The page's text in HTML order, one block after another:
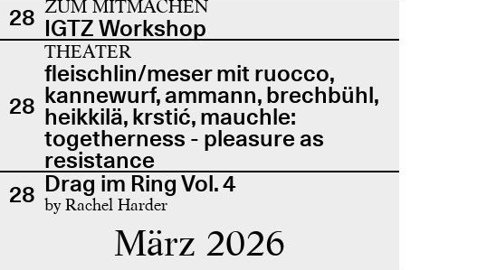
28 ZUM MITMACHEN
IGTZ Workshop
28
THEATER
fleischlin/meser mit ruocco,
kannewurf, ammann, brechbühl,
heikkilä, krstić, mauchle:
togetherness - pleasure as
resistance
28 Drag im Ring Vol. 4
by Rachel Harder
März 2026